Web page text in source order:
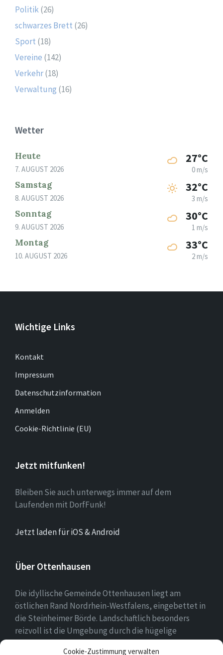
Cookie-Zustimmung verwalten
Politik(26)
schwarzes Brett (26)
Sport (18)
Vereine (142)
Verkehr(18)
Verwaltung (16)
Wetter
Heute
7. AUGUST 2026
27°C
0 m/s
Samstag
8. AUGUST 2026
32°C
3 m/s
Sonntag
9. AUGUST 2026
30°C
1 m/s
Montag
10. AUGUST 2026
33°C
2 m/s
Wichtige Links
Kontakt
Impressum
Datenschutzinformation
Anmelden
Cookie-Richtlinie (EU)
Jetzt mitfunken!
Bleiben Sie auch unterwegs immer auf dem
Laufenden mit DorfFunk!
Jetzt laden für iOS & Android
Über Ottenhausen
Die idyllische Gemeinde Ottenhausen liegt am
östlichen Rand Nordrhein-Westfalens, eingebettet in
die Steinheimer Börde. Landschaftlich besonders
reizvoll ist die Umgebung durch die hügelige
Landschaft des naheliegenden Eggegebirges als